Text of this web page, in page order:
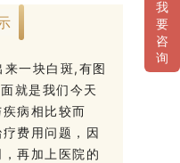
一块白斑,有图
就是我们今天
病相比较而
费用问题，因
再加上医院的
我
要
咨
询